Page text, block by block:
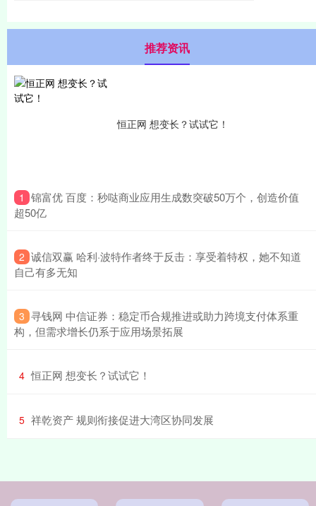
推荐资讯
恒正网 想变长？试试它！
1 ​锦富优 百度：秒哒商业应用生成数突破50万个，创造价值
超50亿
2 ​诚信双赢 哈利·波特作者终于反击：享受着特权，她不知道
自己有多无知
3 ​寻钱网 中信证券：稳定币合规推进或助力跨境支付体系重
构，但需求增长仍系于应用场景拓展
4 ​恒正网 想变长？试试它！
5 ​祥乾资产 规则衔接促进大湾区协同发展